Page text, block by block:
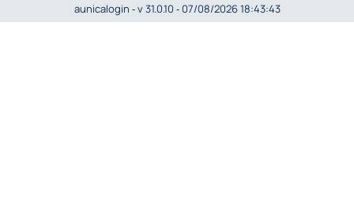
aunicalogin ‐ v 31.0.10 ‐ 07/08/2026 18:43:43